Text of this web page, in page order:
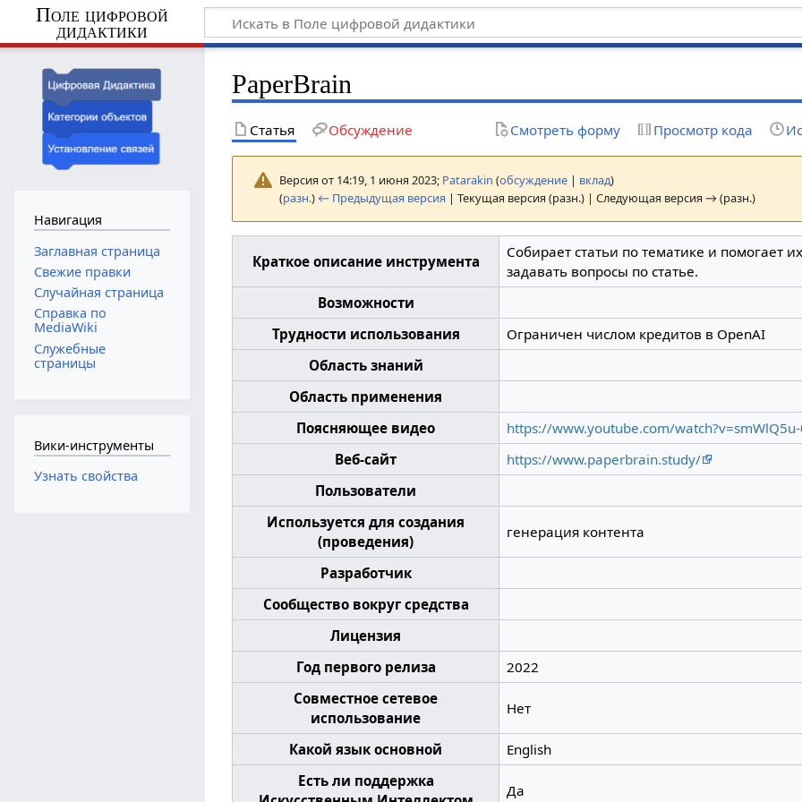
Поле цифровой
дидактики
PaperBrain
Статья Обсуждение Смотреть форму Просмотр кода
Версия от 14:19, 1 июня 2023; Patarakin (обсуждение | вклад)
(разн.) ← Предыдущая версия | Текущая версия (разн.) | Следующая версия → (разн.)
Краткое описание инструмента
Собирает статьи по тематике и помогает
задавать вопросы по статье.
Возможности
Трудности использования
Ограничен числом кредитов в OpenAI
Область знаний
Область применения
Поясняющее видео
https://www.youtube.com/watch?v=smWlQ5u-
Веб-сайт
https://www.paperbrain.study/
Пользователи
Используется для создания
(проведения)
генерация контента
Разработчик
Сообщество вокруг средства
Лицензия
Год первого релиза
2022
Совместное сетевое
использование
Нет
Какой язык основной
English
Есть ли поддержка
Да
Навигация
Заглавная страница
Свежие правки
Случайная страница
Справка по
MediaWiki
Служебные
страницы
Вики-инструменты
Узнать свойства